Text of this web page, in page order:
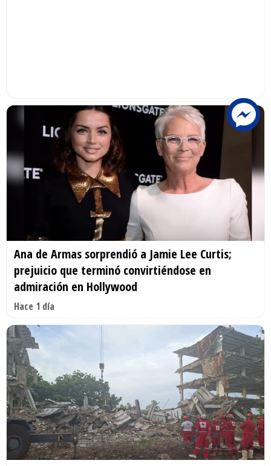
Ana de Armas sorprendió a Jamie Lee Curtis;
prejuicio que terminó convirtiéndose en
admiración en Hollywood
Hace 1 día